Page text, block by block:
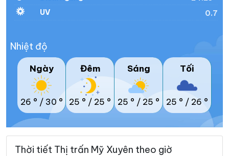
UV
0.7
Nhiệt độ
Ngày
26 ° / 30 °
Đêm
25 ° / 25 °
Sáng
25 ° / 25 °
Tối
25 ° / 26 °
Thời tiết Thị trấn Mỹ Xuyên theo giờ